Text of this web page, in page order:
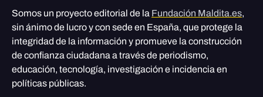
Somos un proyecto editorial de la Fundación Maldita.es,
sin ánimo de lucro y con sede en España, que protege la
integridad de la información y promueve la construcción
de confianza ciudadana a través de periodismo,
educación, tecnología, investigación e incidencia en
políticas públicas.